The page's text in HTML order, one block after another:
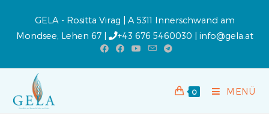
GELA - Rositta Virag | A 5311 Innerschwand am
Mondsee, Lehen 67 |
+43 676 5460030 | info@gela.at
0 MENÜ